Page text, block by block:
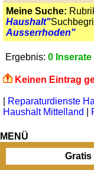
Meine Suche:
Haushalt"
Ausserrhoden"
Ergebnis: 0 Inserate
Keinen Eintrag
Reparaturdienste
Haushalt Mittelland
MENÜ
Gratis